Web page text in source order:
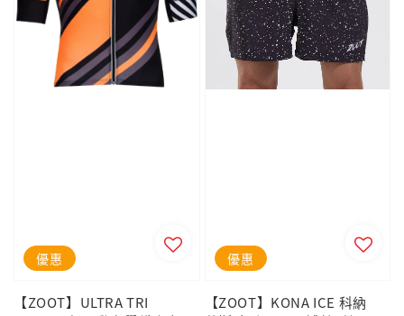
優惠
【ZOOT】ULTRA TRI
優惠
【ZOOT】KONA ICE 科納